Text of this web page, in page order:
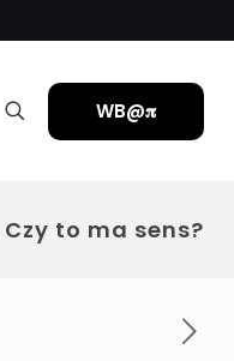
WB@𝛑
to ma sens?